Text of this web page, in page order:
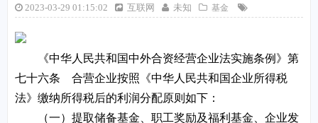
2023-03-29 01:15:02 互联网 未知 基金
《中华人民共和国中外合资经营企业法实施条例》第
七十六条 合营企业按照《中华人民共和国企业所得税
法》缴纳所得税后的利润分配原则如下：
（一）提取储备基金、职工奖励及福利基金、企业发